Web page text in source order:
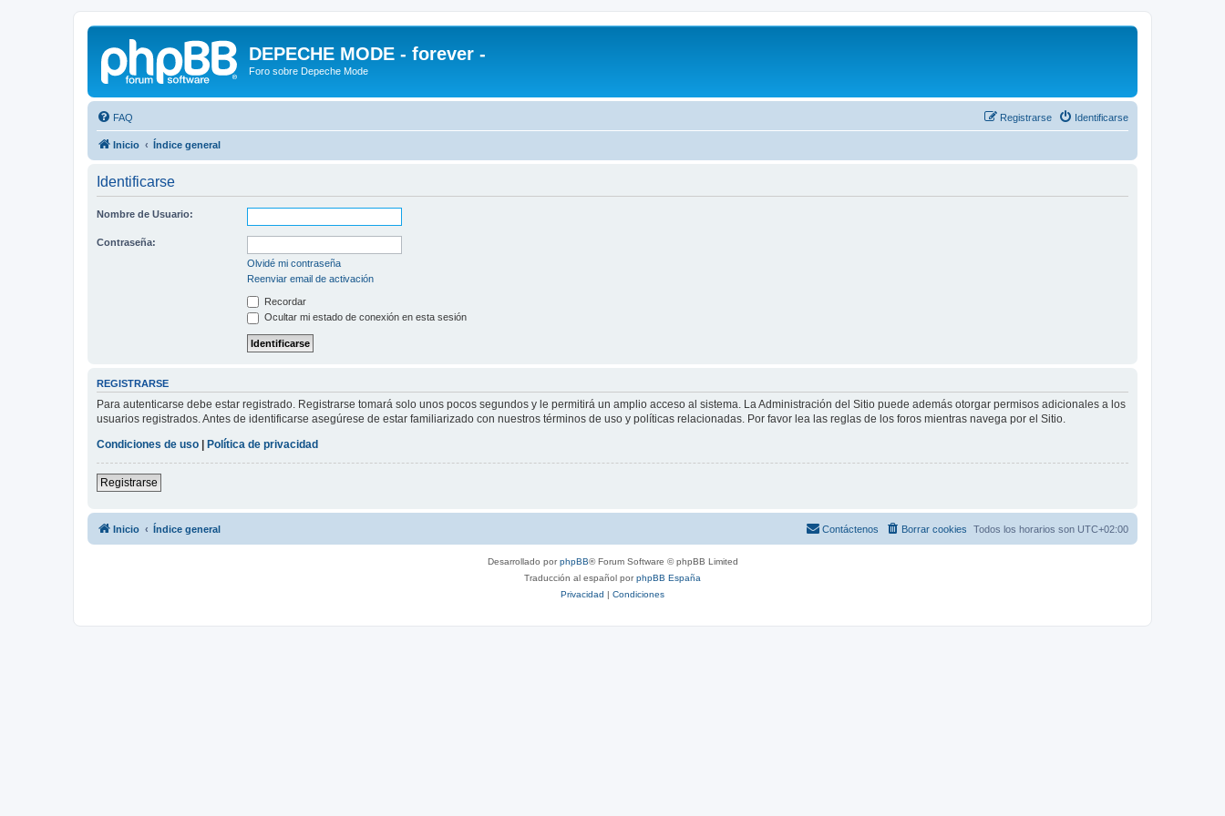
DEPECHE MODE - forever -
Foro sobre Depeche Mode
FAQ Identificarse
Registrarse
Inicio Índice general
Identificarse
Nombre de Usuario:
Contraseña:
Olvidé mi contraseña
Reenviar email de activación
Recordar
Ocultar mi estado de conexión en esta sesión
REGISTRARSE
Para autenticarse debe estar registrado. Registrarse tomará solo unos pocos segundos y le permitirá un amplio acceso al sistema. La Administración del Sitio puede además otorgar permisos adicionales a los
usuarios registrados. Antes de identificarse asegúrese de estar familiarizado con nuestros términos de uso y políticas relacionadas. Por favor lea las reglas de los foros mientras navega por el Sitio.
Condiciones de uso
Política de privacidad
Registrarse
Inicio Índice general Todos los horarios son UTC+02:00
Borrar cookies
Contáctenos
Desarrollado porphpBB® Forum Software © phpBB Limited
Traducción al español porphpBB España
Privacidad | Condiciones